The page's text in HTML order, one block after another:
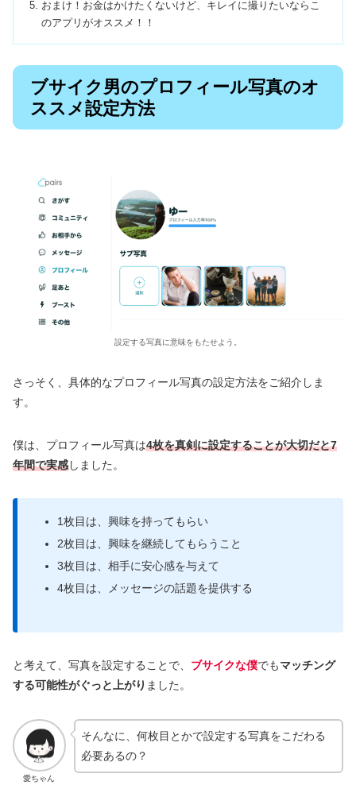
おまけ！お金はかけたくないけど、キレイに撮りたいならこ
のアプリがオススメ！！
ブサイク男のプロフィール写真のオ
ススメ設定方法
設定する写真に意味をもたせよう。
さっそく、具体的なプロフィール写真の設定方法をご紹介しま
す。
僕は、プロフィール写真は4枚を真剣に設定することが大切だと7
年間で実感しました。
1枚目は、興味を持ってもらい
2枚目は、興味を継続してもらうこと
3枚目は、相手に安心感を与えて
4枚目は、メッセージの話題を提供する
と考えて、写真を設定することで、 ブサイクな僕でもマッチング
する可能性がぐっと上がり ました。
愛ちゃん
そんなに、何枚目とかで設定する写真をこだわる
必要あるの？